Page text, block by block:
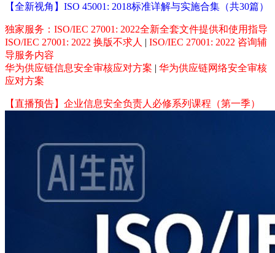
【全新视角】ISO 45001: 2018标准详解与实施合集（共30篇）
独家服务：ISO/IEC 27001: 2022全新全套文件提供和使用指导
ISO/IEC 27001: 2022 换版不求人 | ISO/IEC 27001: 2022 咨询辅
导服务内容
华为供应链信息安全审核应对方案 | 华为供应链网络安全审核
应对方案
【直播预告】企业信息安全负责人必修系列课程（第一季）